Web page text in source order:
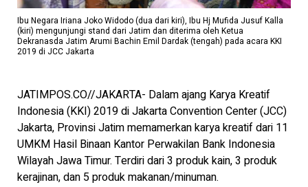
Ibu Negara Iriana Joko Widodo (dua dari kiri), Ibu Hj Mufida Jusuf Kalla
(kiri) mengunjungi stand dari Jatim dan diterima oleh Ketua
Dekranasda Jatim Arumi Bachin Emil Dardak (tengah) pada acara KKI
2019 di JCC Jakarta
JATIMPOS.CO//JAKARTA- Dalam ajang Karya Kreatif
Indonesia (KKI) 2019 di Jakarta Convention Center (JCC)
Jakarta, Provinsi Jatim memamerkan karya kreatif dari 11
UMKM Hasil Binaan Kantor Perwakilan Bank Indonesia
Wilayah Jawa Timur. Terdiri dari 3 produk kain, 3 produk
kerajinan, dan 5 produk makanan/minuman.